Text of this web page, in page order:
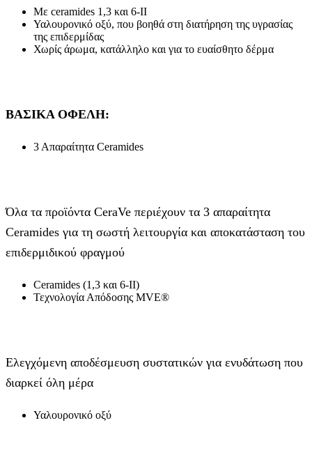
Με ceramides 1,3 και 6-ΙΙ
Υαλουρονικό οξύ, που βοηθά στη διατήρηση της υγρασίας
της επιδερμίδας
Χωρίς άρωμα, κατάλληλο και για το ευαίσθητο δέρμα
ΒΑΣΙΚΑ ΟΦΕΛΗ:
3 Απαραίτητα Ceramides
Όλα τα προϊόντα CeraVe περιέχουν τα 3 απαραίτητα
Ceramides για τη σωστή λειτουργία και αποκατάσταση του
επιδερμιδικού φραγμού
Ceramides (1,3 και 6-ΙΙ)
Τεχνολογία Απόδοσης MVE®
Ελεγχόμενη αποδέσμευση συστατικών για ενυδάτωση που
διαρκεί όλη μέρα
Υαλουρονικό οξύ